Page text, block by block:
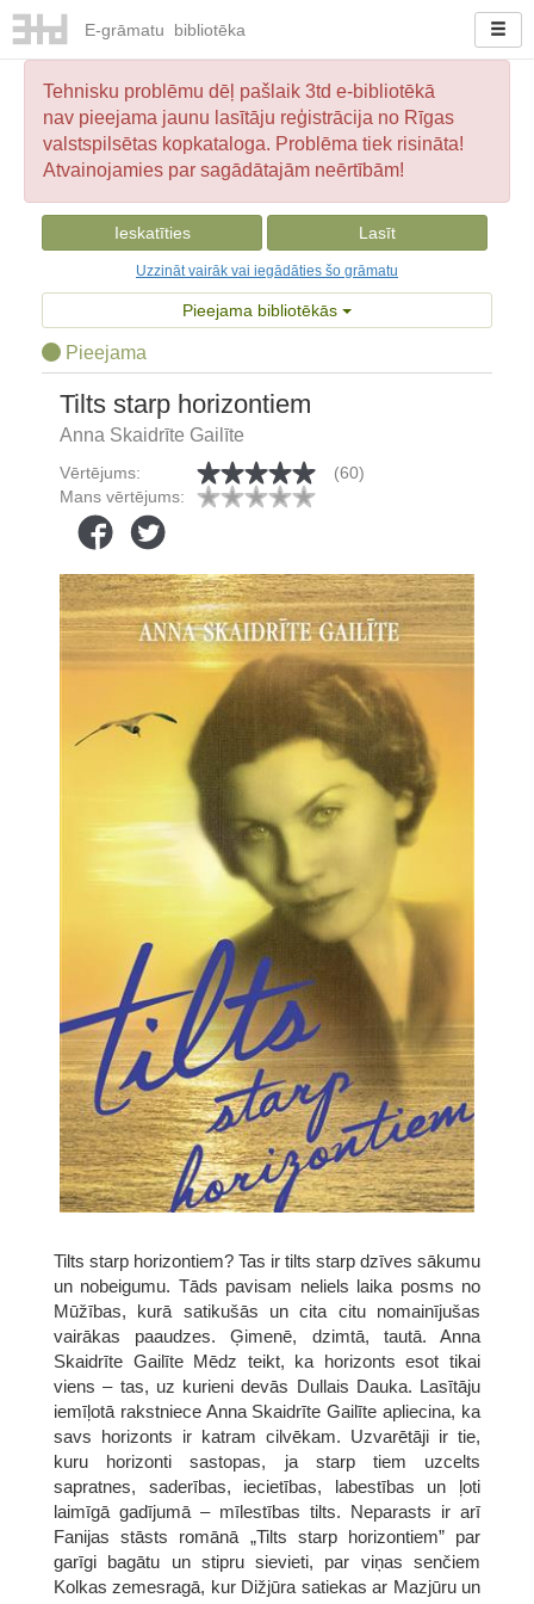
E-grāmatu bibliotēka
Tehnisku problēmu dēļ pašlaik 3td e-bibliotēkā
nav pieejama jaunu lasītāju reģistrācija no Rīgas
valstspilsētas kopkataloga. Problēma tiek risināta!
Atvainojamies par sagādātajām neērtībām!
Ieskatīties Lasīt
Uzzināt vairāk vai iegādāties šo grāmatu
Pieejama bibliotēkās
Pieejama
Tilts starp horizontiem
Anna Skaidrīte Gailīte
Vērtējums:
(60)
Mans vērtējums:
Tilts starp horizontiem? Tas ir tilts starp dzīves sākumu
un nobeigumu. Tāds pavisam neliels laika posms no
Mūžības, kurā satikušās un cita citu nomainījušas
vairākas paaudzes. Ģimenē, dzimtā, tautā. Anna
Skaidrīte Gailīte Mēdz teikt, ka horizonts esot tikai
viens – tas, uz kurieni devās Dullais Dauka. Lasītāju
iemīļotā rakstniece Anna Skaidrīte Gailīte apliecina, ka
savs horizonts ir katram cilvēkam. Uzvarētāji ir tie,
kuru horizonti sastopas, ja starp tiem uzcelts
sapratnes, saderības, iecietības, labestības un ļoti
laimīgā gadījumā – mīlestības tilts. Neparasts ir arī
Fanijas stāsts romānā „Tilts starp horizontiem” par
garīgi bagātu un stipru sievieti, par viņas senčiem
Kolkas zemesragā, kur Dižjūra satiekas ar Mazjūru un